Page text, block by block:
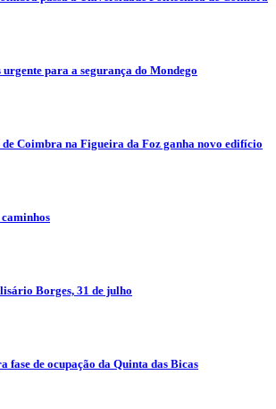
para a segurança do Mondego
Coimbra na Figueira da Foz ganha novo edifício
caminhos
Borges, 31 de julho
de ocupação da Quinta das Bicas